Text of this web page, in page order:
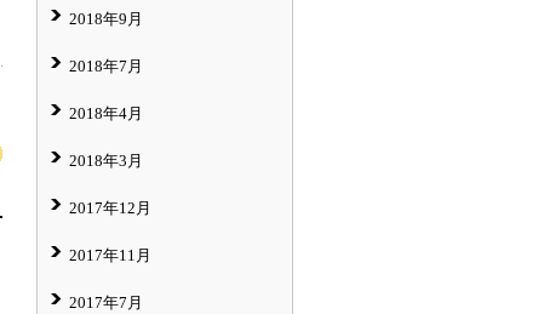
2018年9月
2018年7月
2018年4月
2018年3月
2017年12月
2017年11月
2017年7月